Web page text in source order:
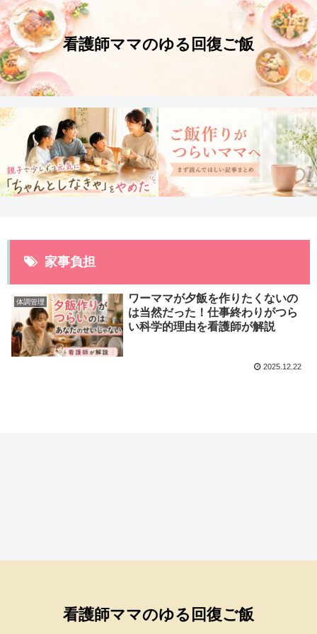
家事負担
体調管理
ワーママが夕飯を作りたくないの
は当然だった！仕事終わりがつら
い科学的理由を看護師が解説
2025.12.22